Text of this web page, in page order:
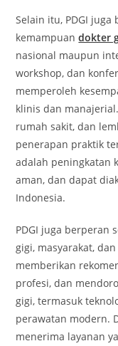
Selain itu, PDGI
kemampuandokter
nasional maupun
workshop, dan
memperoleh
klinis dan
rumah sakit, dan
penerapan praktik
adalah peningkatan
aman, dan dapat
Indonesia.
PDGI juga berperan
gigi, masyarakat,
memberikan
profesi, dan
gigi, termasuk
perawatan modern.
menerima layanan